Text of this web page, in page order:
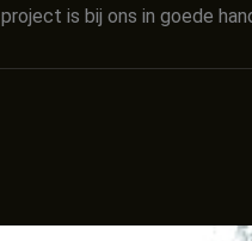
is bij ons in goede